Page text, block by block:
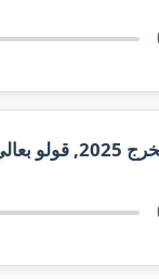
تخرج - تركي الراشد